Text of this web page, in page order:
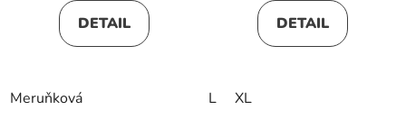
DETAIL
Meruňková
DETAIL
L XL